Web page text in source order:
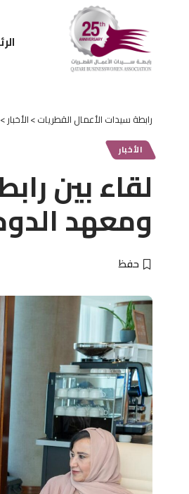
رابطة سيدات الأعمال القطريات>الأخبار>
الأخبار
لقاء بين
ومعهد